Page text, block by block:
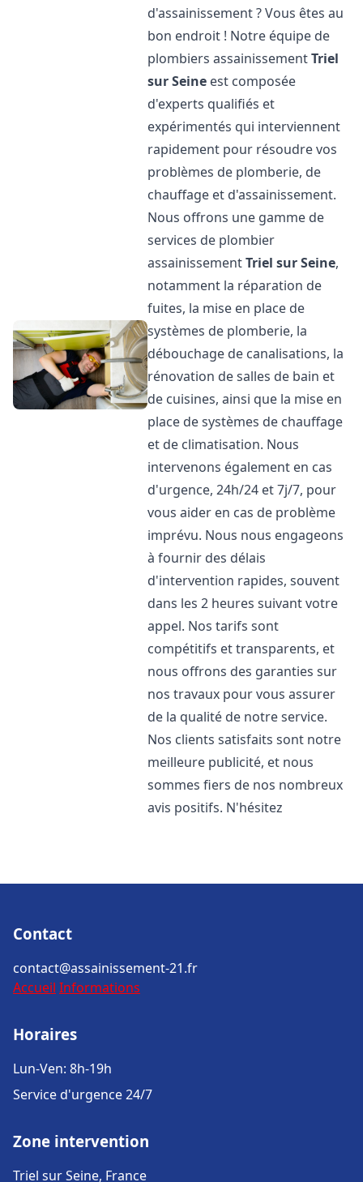
d'assainissement ? Vous êtes au
bon endroit ! Notre équipe de
plombiers assainissementTriel
sur Seine est composée
d'experts qualifiés et
expérimentés qui interviennent
rapidement pour résoudre vos
problèmes de plomberie, de
chauffage et d'assainissement.
Nous offrons une gamme de
services de plombier
assainissementTriel sur Seine,
notamment la réparation de
fuites, la mise en place de
systèmes de plomberie, la
débouchage de canalisations, la
rénovation de salles de bain et
de cuisines, ainsi que la mise en
place de systèmes de chauffage
et de climatisation. Nous
intervenons également en cas
d'urgence, 24h/24 et 7j/7, pour
vous aider en cas de problème
imprévu. Nous nous engageons
à fournir des délais
d'intervention rapides, souvent
dans les 2 heures suivant votre
appel. Nos tarifs sont
compétitifs et transparents, et
nous offrons des garanties sur
nos travaux pour vous assurer
de la qualité de notre service.
Nos clients satisfaits sont notre
meilleure publicité, et nous
sommes fiers de nos nombreux
avis positifs. N'hésitez
Contact
contact@assainissement-21.fr
Accueil Informations
Horaires
Lun-Ven: 8h-19h
Service d'urgence 24/7
Zone intervention
Triel sur Seine, France